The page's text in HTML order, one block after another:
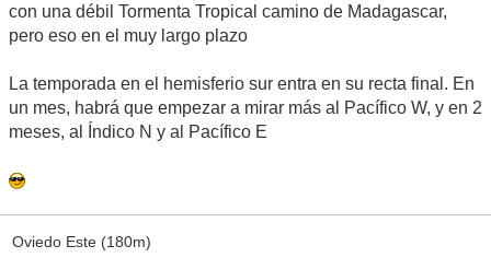
con una débil Tormenta Tropical camino de Madagascar,
pero eso en el muy largo plazo
La temporada en el hemisferio sur entra en su recta final. En
un mes, habrá que empezar a mirar más al Pacífico W, y en 2
meses, al Índico N y al Pacífico E
Oviedo Este (180m)